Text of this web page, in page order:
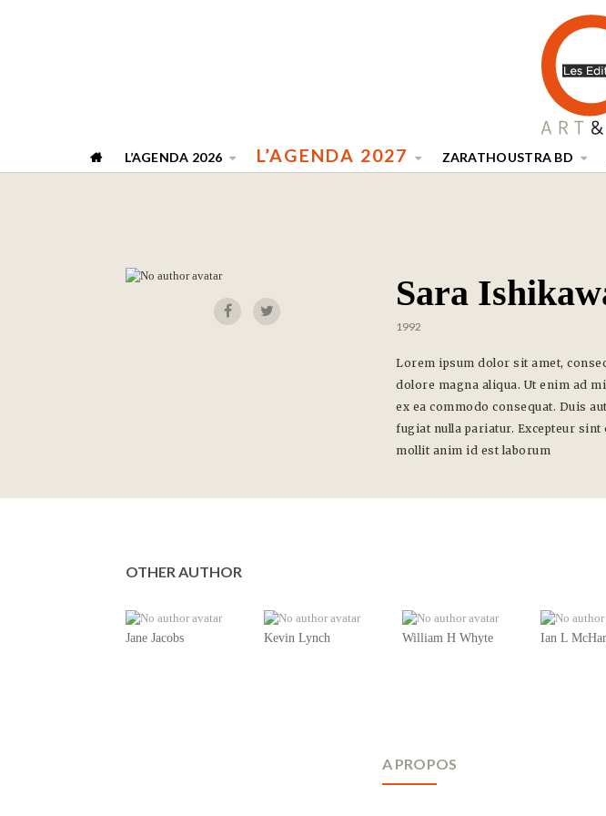
L’AGENDA 2026 L’AGENDA 2027 ZARATHOUSTRA BD
Sara
1992
Lorem ipsum dolor sit amet,
dolore magna aliqua. Ut enim ad
ex ea commodo consequat. Duis
fugiat nulla pariatur. Excepteur
mollit anim id est laborum
OTHER AUTHOR
Jane Jacobs Kevin Lynch William H Whyte Ian L
A PROPOS